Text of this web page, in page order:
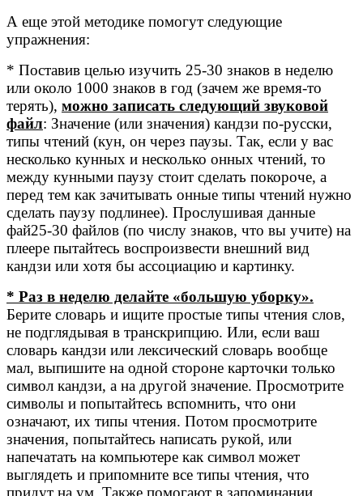
А еще этой методике помогут следующие
упражнения:
* Поставив целью изучить 25-30 знаков в неделю
или около 1000 знаков в год (зачем же время-то
терять), можно записать следующий звуковой
файл: Значение (или значения) кандзи по-русски,
типы чтений (кун, он через паузы. Так, если у вас
несколько кунных и несколько онных чтений, то
между кунными паузу стоит сделать покороче, а
перед тем как зачитывать онные типы чтений нужно
сделать паузу подлинее). Прослушивая данные
фай25-30 файлов (по числу знаков, что вы учите) на
плеере пытайтесь воспроизвести внешний вид
кандзи или хотя бы ассоциацию и картинку.
* Раз в неделю делайте «большую уборку».
Берите словарь и ищите простые типы чтения слов,
не подглядывая в транскрипцию. Или, если ваш
словарь кандзи или лексический словарь вообще
мал, выпишите на одной стороне карточки только
символ кандзи, а на другой значение. Просмотрите
символы и попытайтесь вспомнить, что они
означают, их типы чтения. Потом просмотрите
значения, попытайтесь написать рукой, или
напечатать на компьютере как символ может
выглядеть и припомните все типы чтения, что
придут на ум. Также помогают в запоминании